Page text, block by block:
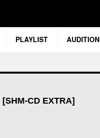
PLAYLIST AUDITION
CD EXTRA]